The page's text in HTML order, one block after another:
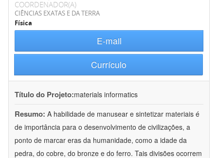
COORDENADOR(A)
CIÊNCIAS EXATAS E DA TERRA
Física
E-mail
Currículo
Título do Projeto:materials informatics
Resumo: A habilidade de manusear e sintetizar materiais é
de importância para o desenvolvimento de civilizações, a
ponto de marcar eras da humanidade, como a idade da
pedra, do cobre, do bronze e do ferro. Tais divisões ocorrem